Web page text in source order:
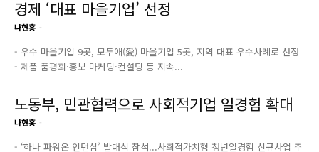
경제 ‘대표 마을기업’ 선정
나현홍 -
- 우수 마을기업 9곳, 모두애(愛) 마을기업 5곳, 지역 대표 우수사례로 선정
- 제품 품평회·홍보 마케팅·컨설팅 등 지속...
노동부, 민관협력으로 사회적기업 일경험 확대
나현홍 -
- ‘하나 파워온 인턴십’ 발대식 참석...사회적가치형 청년일경험 신규사업 추